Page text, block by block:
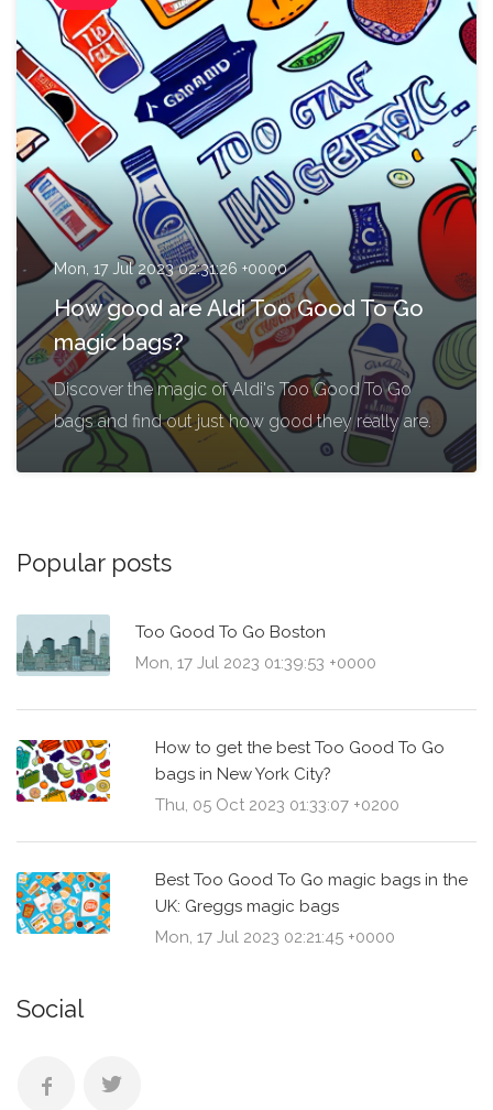
Mon, 17 Jul 2023 02:31:26 +0000
How good are Aldi Too Good To Go
magic bags?
Discover the magic of Aldi's Too Good To Go
bags and find out just how good they really are.
Popular posts
Too Good To Go Boston
Mon, 17 Jul 2023 01:39:53 +0000
How to get the best Too Good To Go
bags in New York City?
Thu, 05 Oct 2023 01:33:07 +0200
Best Too Good To Go magic bags in the
UK: Greggs magic bags
Mon, 17 Jul 2023 02:21:45 +0000
Social